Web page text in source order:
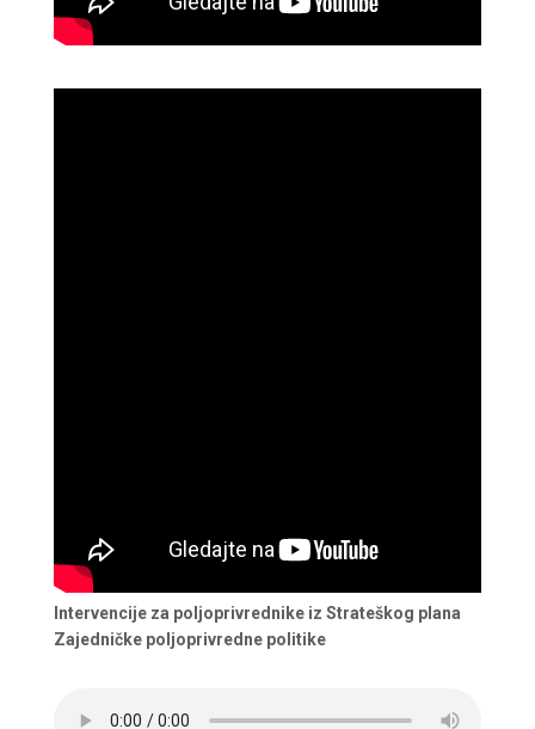
Intervencije za poljoprivrednike iz Strateškog plana
Zajedničke poljoprivredne politike